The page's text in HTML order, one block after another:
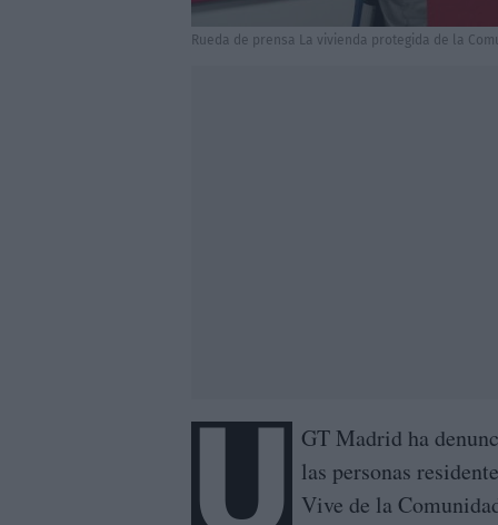
Rueda de prensa La vivienda protegida de la
U GT Madrid ha
las personas
Vive de la